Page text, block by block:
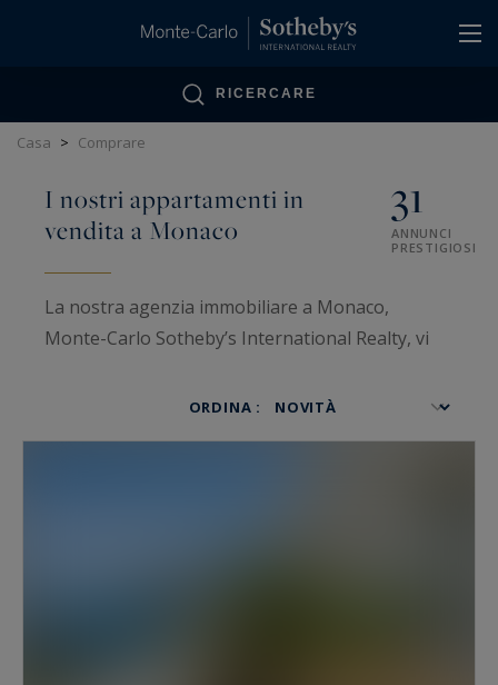
RICERCARE
Casa > Comprare
I nostri appartamenti in
vendita a Monaco
31
ANNUNCI
PRESTIGIOSI
La nostra agenzia immobiliare a Monaco,
Monte-Carlo Sotheby’s International Realty, vi
Monaco. La nostra significativa esperienza nel
ORDINA :